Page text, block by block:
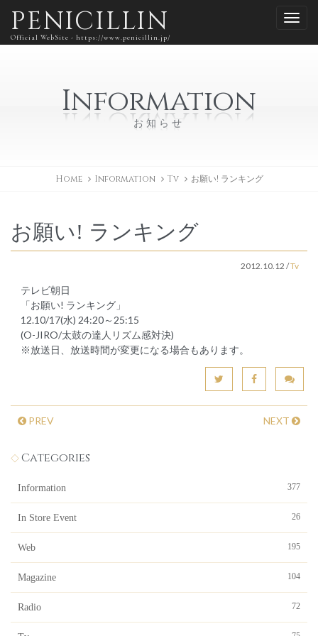
PENICILLIN
Official WebSite - https://www.penicillin.jp/
Information
お知らせ
Home Information Tv お願い! ランキング
お願い! ランキング
2012.10.12 /Tv
テレビ朝日
「お願い! ランキング」
12.10/17(水) 24:20～25:15
(O-JIRO/太鼓の達人リズム感対決)
※放送日、放送時間が変更になる場合もあります。
PREV NEXT
Categories
Information 377
In Store Event 26
Web 195
Magazine 104
Radio 72